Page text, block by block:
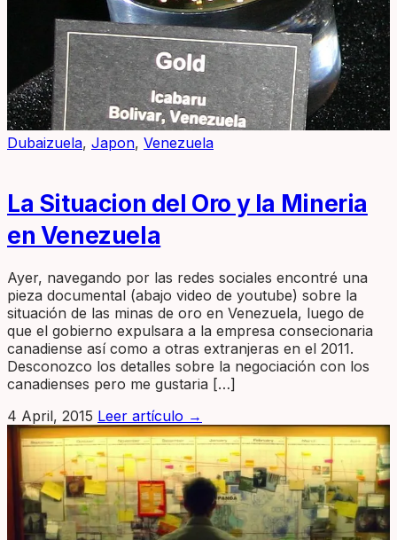
Dubaizuela, Japon, Venezuela
La Situacion del Oro y la Mineria
en Venezuela
Ayer, navegando por las redes sociales encontré una
pieza documental (abajo video de youtube) sobre la
situación de las minas de oro en Venezuela, luego de
que el gobierno expulsara a la empresa consecionaria
canadiense así como a otras extranjeras en el 2011.
Desconozco los detalles sobre la negociación con los
canadienses pero me gustaria […]
4 April, 2015 Leer artículo →